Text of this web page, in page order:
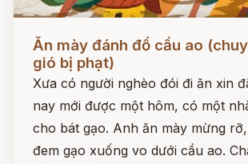
Đọc ngay
Ăn mày đánh đổ cầu ao
gió bị phạt)
Xưa có người nghèo đói đi ăn xin
nay mới được một hôm, có một
cho bát gạo. Anh ăn mày mừng
đem gạo xuống vo dưới cầu ao.